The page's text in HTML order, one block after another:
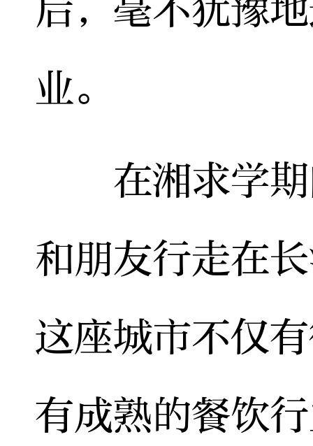
后，毫不犹豫
业。
在湘求学期
和朋友行走在
这座城市不仅
有成熟的餐饮